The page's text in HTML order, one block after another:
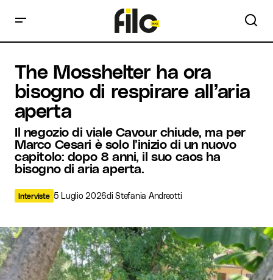
The Mosshelter ha ora
bisogno di respirare all’aria
aperta
Il negozio di viale Cavour chiude, ma per
Marco Cesari è solo l’inizio di un nuovo
capitolo: dopo 8 anni, il suo caos ha
bisogno di aria aperta.
Interviste 5 Luglio 2026di Stefania Andreotti